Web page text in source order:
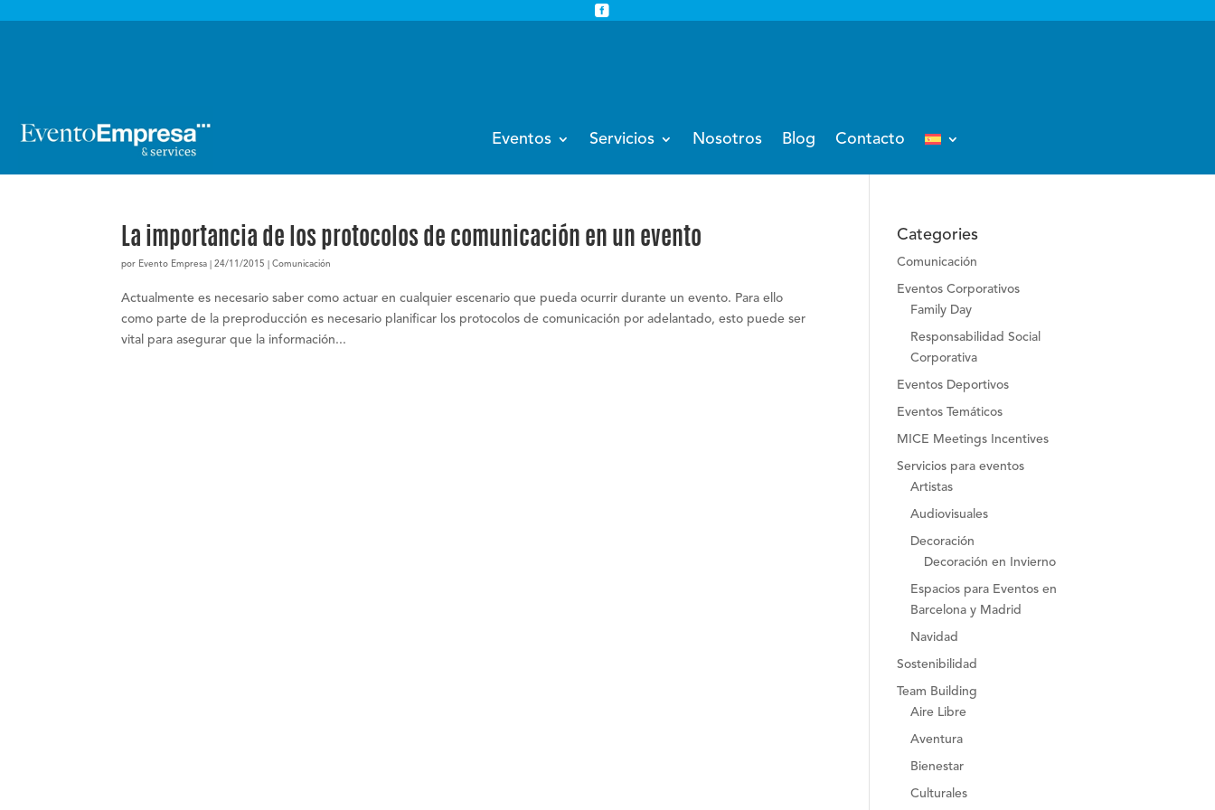

Eventos Servicios Nosotros Blog Contacto
La importancia de los protocolos de comunicación en un evento
por Evento Empresa |24/11/2015 |Comunicación
Actualmente es necesario saber como actuar en cualquier escenario que pueda ocurrir durante un evento. Para ello
como parte de la preproducción es necesario planificar los protocolos de comunicación por adelantado, esto puede ser
vital para asegurar que la información...
Categories
Comunicación
Eventos Corporativos
Family Day
Responsabilidad Social
Corporativa
Eventos Deportivos
Eventos Temáticos
MICE Meetings Incentives
Servicios para eventos
Artistas
Audiovisuales
Decoración
Decoración en Invierno
Espacios para Eventos en
Barcelona y Madrid
Navidad
Sostenibilidad
Team Building
Aire Libre
Aventura
Bienestar
Culturales